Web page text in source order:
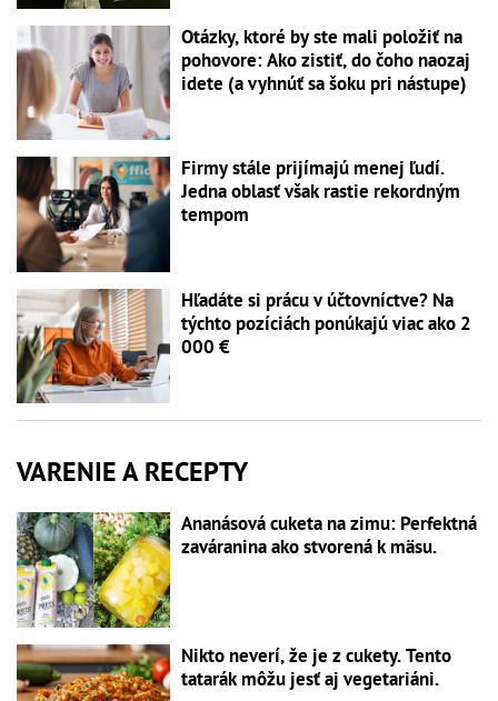
Otázky, ktoré by ste mali položiť na
pohovore: Ako zistiť, do čoho naozaj
idete (a vyhnúť sa šoku pri nástupe)
Firmy stále prijímajú menej ľudí.
Jedna oblasť však rastie rekordným
tempom
Hľadáte si prácu v účtovníctve? Na
týchto pozíciách ponúkajú viac ako 2
000 €
VARENIE A RECEPTY
Ananásová cuketa na zimu: Perfektná
zaváranina ako stvorená k mäsu.
Nikto neverí, že je z cukety. Tento
tatarák môžu jesť aj vegetariáni.